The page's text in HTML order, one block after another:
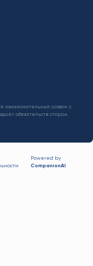
ознакомительный созвон с
обязательств сторон.
Powered by
CompanionAI